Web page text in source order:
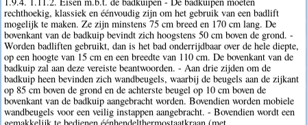
rechthoekig, klassiek en éénvoudig zijn om het gebruik van een badlift
mogelijk te maken. Ze zijn minstens 75 cm breed en 170 cm lang. De
bovenkant van de badkuip bevindt zich hoogstens 50 cm boven de grond. -
Worden badliften gebruikt, dan is het bad onderrijdbaar over de hele diepte,
op een hoogte van 15 cm en een breedte van 110 cm. De bovenkant van de
badkuip zal aan deze vereiste beantwoorden. - Aan drie zijden om de
badkuip heen bevinden zich wandbeugels, waarbij de beugels aan de zijkant
op 85 cm boven de grond en de achterste beugel op 10 cm boven de
bovenkant van de badkuip aangebracht worden. Bovendien worden mobiele
wandbeugels voor een veilig instappen aangebracht. - Bovendien wordt een